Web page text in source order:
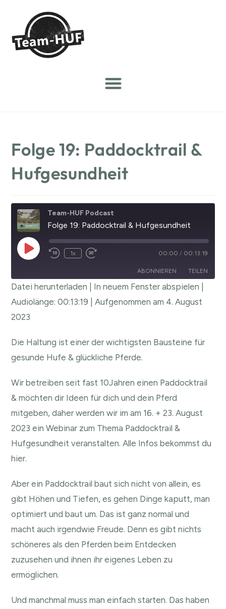
Folge 19: Paddocktrail &
Hufgesundheit
Team-HUF Podcast
Folge 19: Paddocktrail & Hufgesundheit
1x 00:00 / 00:13:19
ABONNIEREN TEILEN
RSS FEED
TEILEN
LINK
EMBED
Datei herunterladen In neuem Fenster abspielen
Audiolänge: 00:13:19 |Aufgenommen am 4. August
2023
Die Haltung ist einer der wichtigsten Bausteine für
gesunde Hufe & glückliche Pferde.
Wir betreiben seit fast 10Jahren einen Paddocktrail
& möchten dir Ideen für dich und dein Pferd
mitgeben, daher werden wir im am 16. + 23. August
2023 ein Webinar zum Thema Paddocktrail &
Hufgesundheit veranstalten. Alle Infos bekommst du
hier.
Aber ein Paddocktrail baut sich nicht von allein, es
gibt Höhen und Tiefen, es gehen Dinge kaputt, man
optimiert und baut um. Das ist ganz normal und
macht auch irgendwie Freude. Denn es gibt nichts
schöneres als den Pferden beim Entdecken
zuzusehen und ihnen ihr eigenes Leben zu
ermöglichen.
Und manchmal muss man einfach starten. Das haben